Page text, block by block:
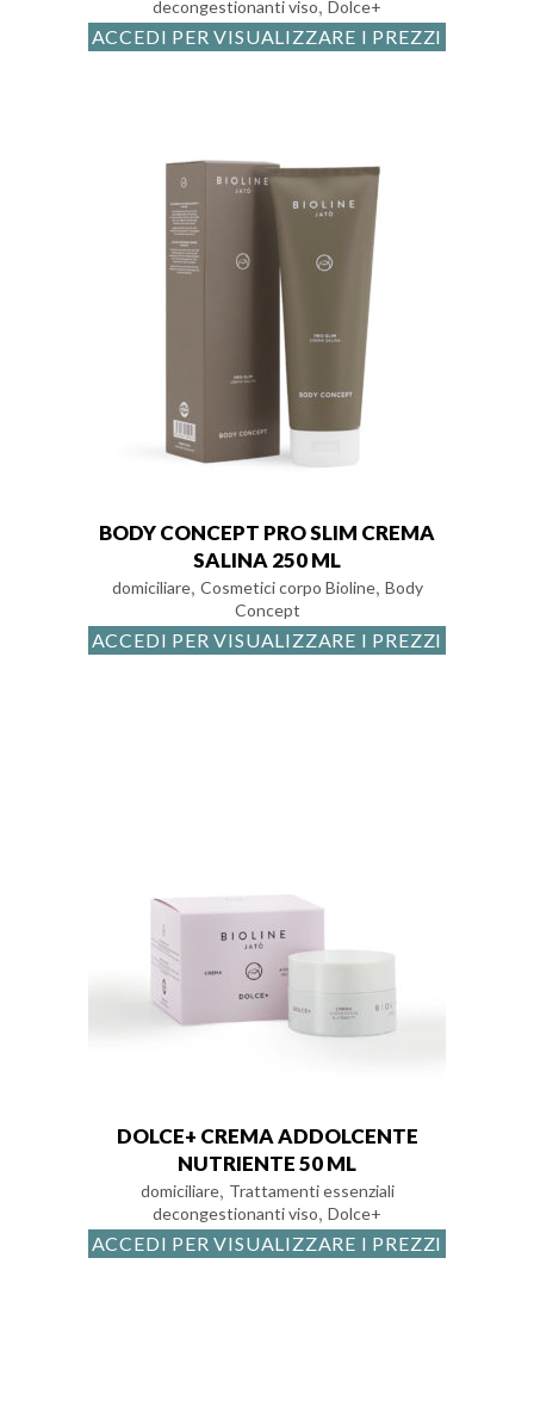
decongestionanti viso, Dolce+
ACCEDI PER VISUALIZZARE I PREZZI
BODY CONCEPT PRO SLIM CREMA
SALINA 250 ML
domiciliare, Cosmetici corpo Bioline, Body
Concept
ACCEDI PER VISUALIZZARE I PREZZI
DOLCE+ CREMA ADDOLCENTE
NUTRIENTE 50 ML
domiciliare, Trattamenti essenziali
decongestionanti viso, Dolce+
ACCEDI PER VISUALIZZARE I PREZZI